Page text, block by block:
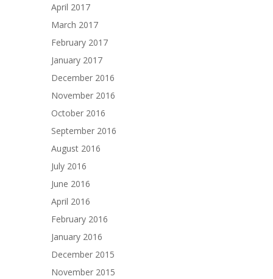
April 2017
March 2017
February 2017
January 2017
December 2016
November 2016
October 2016
September 2016
August 2016
July 2016
June 2016
April 2016
February 2016
January 2016
December 2015
November 2015